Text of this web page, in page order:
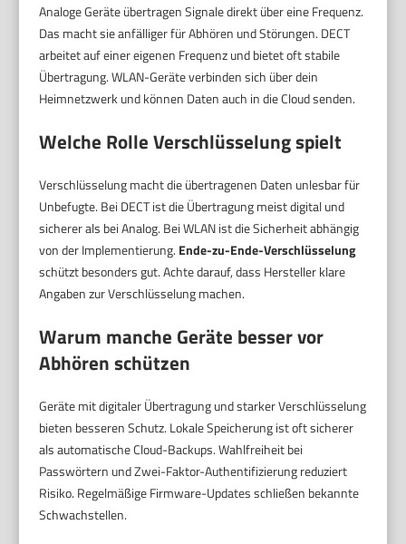
Analoge Geräte übertragen Signale direkt über eine Frequenz.
Das macht sie anfälliger für Abhören und Störungen. DECT
arbeitet auf einer eigenen Frequenz und bietet oft stabile
Übertragung. WLAN-Geräte verbinden sich über dein
Heimnetzwerk und können Daten auch in die Cloud senden.
Welche Rolle Verschlüsselung spielt
Verschlüsselung macht die übertragenen Daten unlesbar für
Unbefugte. Bei DECT ist die Übertragung meist digital und
sicherer als bei Analog. Bei WLAN ist die Sicherheit abhängig
von der Implementierung. Ende-zu-Ende-Verschlüsselung
schützt besonders gut. Achte darauf, dass Hersteller klare
Angaben zur Verschlüsselung machen.
Warum manche Geräte besser vor
Abhören schützen
Geräte mit digitaler Übertragung und starker Verschlüsselung
bieten besseren Schutz. Lokale Speicherung ist oft sicherer
als automatische Cloud-Backups. Wahlfreiheit bei
Passwörtern und Zwei-Faktor-Authentifizierung reduziert
Risiko. Regelmäßige Firmware-Updates schließen bekannte
Schwachstellen.